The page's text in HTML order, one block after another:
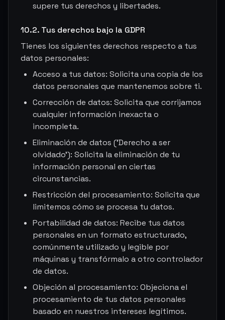
supere tus derechos y libertades.
10.2. Tus derechos bajo la GDPR
Tienes los siguientes derechos respecto a tus
datos personales:
Acceso a tus datos: Solicita una copia de los
datos personales que mantenemos sobre ti.
Corrección de datos: Solicita que corrijamos
cualquier información inexacta o
incompleta.
Eliminación de datos ('Derecho a ser
olvidado'): Solicita la eliminación de tu
información personal en ciertas
circunstancias.
Restricción del procesamiento: Solicita que
limitemos cómo se procesa tu datos.
Portabilidad de datos: Recibe tus datos
personales en un formato estructurado,
comúnmente utilizado y legible por
máquinas y transfórmalo a otro controlador
de datos.
Objeción al procesamiento: Objeciona el
procesamiento de tus datos personales
basado en nuestros intereses legítimos.